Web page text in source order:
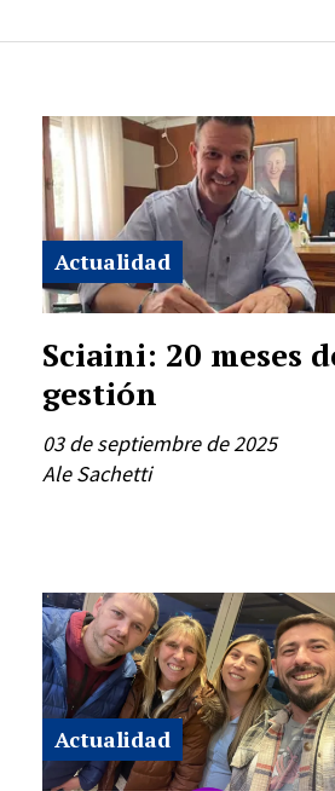
Sciaini: 20 meses
gestión
Ale Sachetti
Actualidad
03 de septiembre de 2025
Actualidad